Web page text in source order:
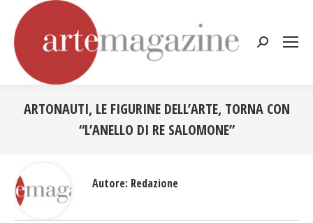
Cerca:
ARTONAUTI, LE FIGURINE DELL’ARTE, TORNA CON
“L’ANELLO DI RE SALOMONE”
Autore: Redazione